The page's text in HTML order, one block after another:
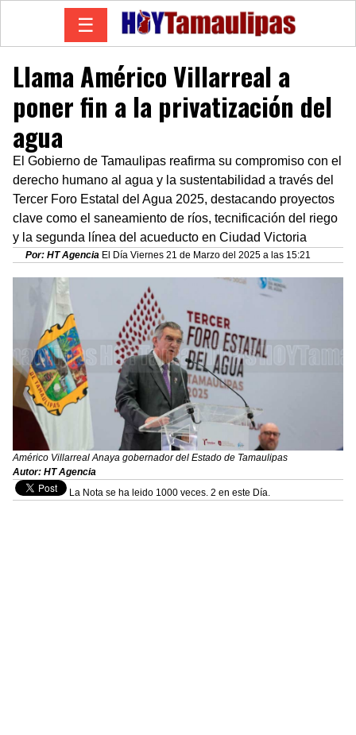
☰
Llama Américo Villarreal a
poner fin a la privatización del
agua
El Gobierno de Tamaulipas reafirma su compromiso con el
derecho humano al agua y la sustentabilidad a través del
Tercer Foro Estatal del Agua 2025, destacando proyectos
clave como el saneamiento de ríos, tecnificación del riego
y la segunda línea del acueducto en Ciudad Victoria
Por: HT Agencia El Día Viernes 21 de Marzo del 2025 a las 15:21
Américo Villarreal Anaya gobernador del Estado de Tamaulipas
Autor: HT Agencia
La Nota se ha leido 1000 veces. 2 en este Día.